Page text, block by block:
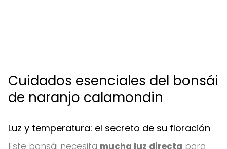
Cuidados esenciales del bonsái
de naranjo calamondin
Luz y temperatura: el secreto de su floración
Este bonsái necesita mucha luz directa para